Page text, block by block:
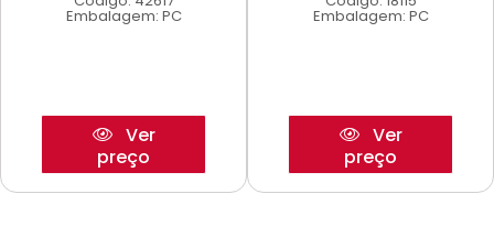
Embalagem: PC
Ver
preço
Embalagem: PC
Ver
preço